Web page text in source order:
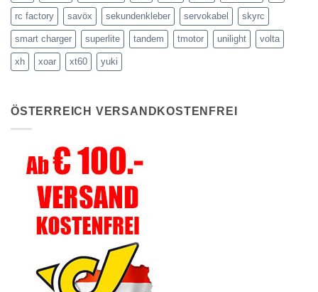
rc factory savöx sekundenkleber servokabel skyrc
smart charger superlite tandem tmotor unilight volta
xh xoar xt60 yuki
ÖSTERREICH VERSANDKOSTENFREI